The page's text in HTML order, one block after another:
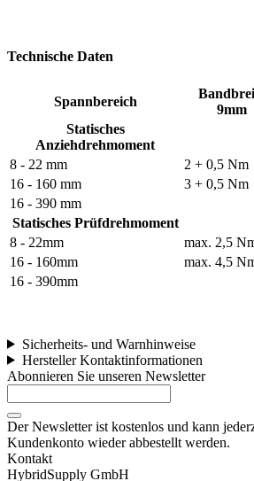
Technische Daten
Spannbereich
9mm
Statisches
Anziehdrehmoment
8 - 22 mm
2 + 0,5 Nm
16 - 160 mm
3 + 0,5 Nm
16 - 390 mm
Statisches Prüfdrehmoment
8 - 22mm
max. 2,5
16 - 160mm
max. 4,5
16 - 390mm
Sicherheits- und Warnhinweise
Hersteller Kontaktinformationen
Abonnieren Sie unseren Newsletter
Der Newsletter ist kostenlos und kann
Kundenkonto wieder abbestellt werden.
Kontakt
HybridSupply GmbH